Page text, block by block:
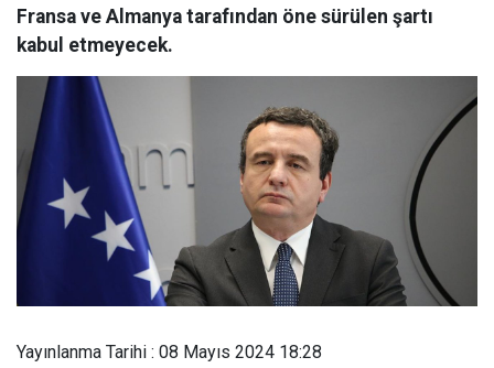
Fransa ve Almanya tarafından öne sürülen şartı
kabul etmeyecek.
Yayınlanma Tarihi : 08 Mayıs 2024 18:28